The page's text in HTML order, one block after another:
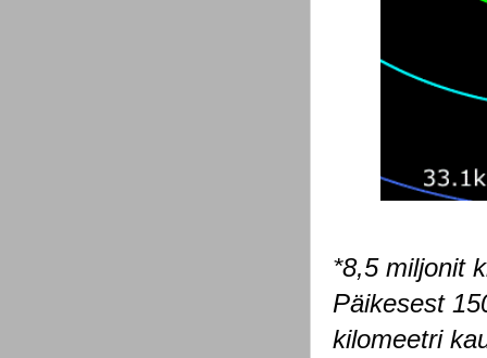
*8,5 miljonit
Päikesest
kilomeetri